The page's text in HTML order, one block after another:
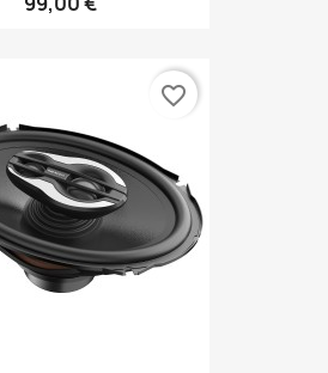
favorite_border